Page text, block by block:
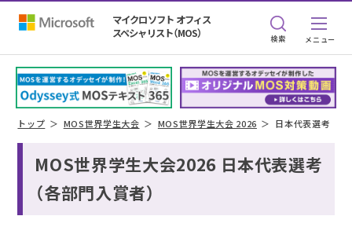
マイクロソフト オフィス
スペシャリスト（MOS）
検索
トップ MOS世界学生大会 MOS世界学生大会 2026 日本代表選考
MOS世界学生大会2026 日本代表選考
（各部門入賞者）